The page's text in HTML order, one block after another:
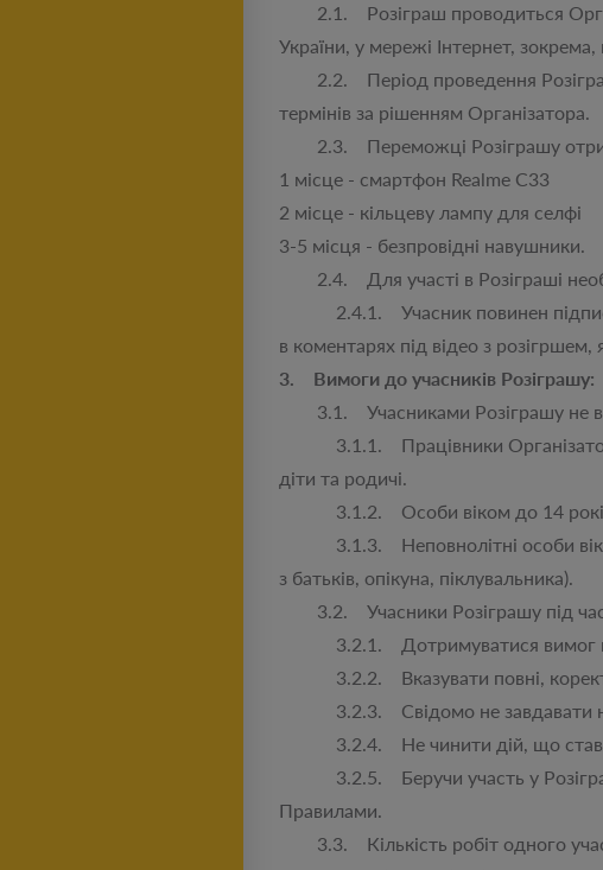
2.1. Розіграш проводиться
України, у мережі Інтернет,
2.2. Період проведення
термінів за рішенням Організатора.
2.3. Переможці Розіграшу
1 місце - смартфон Realme C33
2 місце - кільцеву лампу для селфі
3-5 місця - безпровідні навушники.
2.4. Для участі в Розіграші
2.4.1. Учасник повинен
в коментарях під відео з
3. Вимоги до учасників Розіграшу:
3.1. Учасниками Розіграшу не
3.1.1. Працівники Організатора
діти та родичі.
3.1.2. Особи віком до 14 років,
3.1.3. Неповнолітні особи віком
з батьків, опікуна, піклувальника).
3.2. Учасники Розіграшу під час
3.2.1. Дотримуватися вимог цих
3.2.2. Вказувати повні, коректні
3.2.3. Свідомо не завдавати
3.2.4. Не чинити дій, що ставлять
3.2.5. Беручи участь у
Правилами.
3.3. Кількість робіт одного